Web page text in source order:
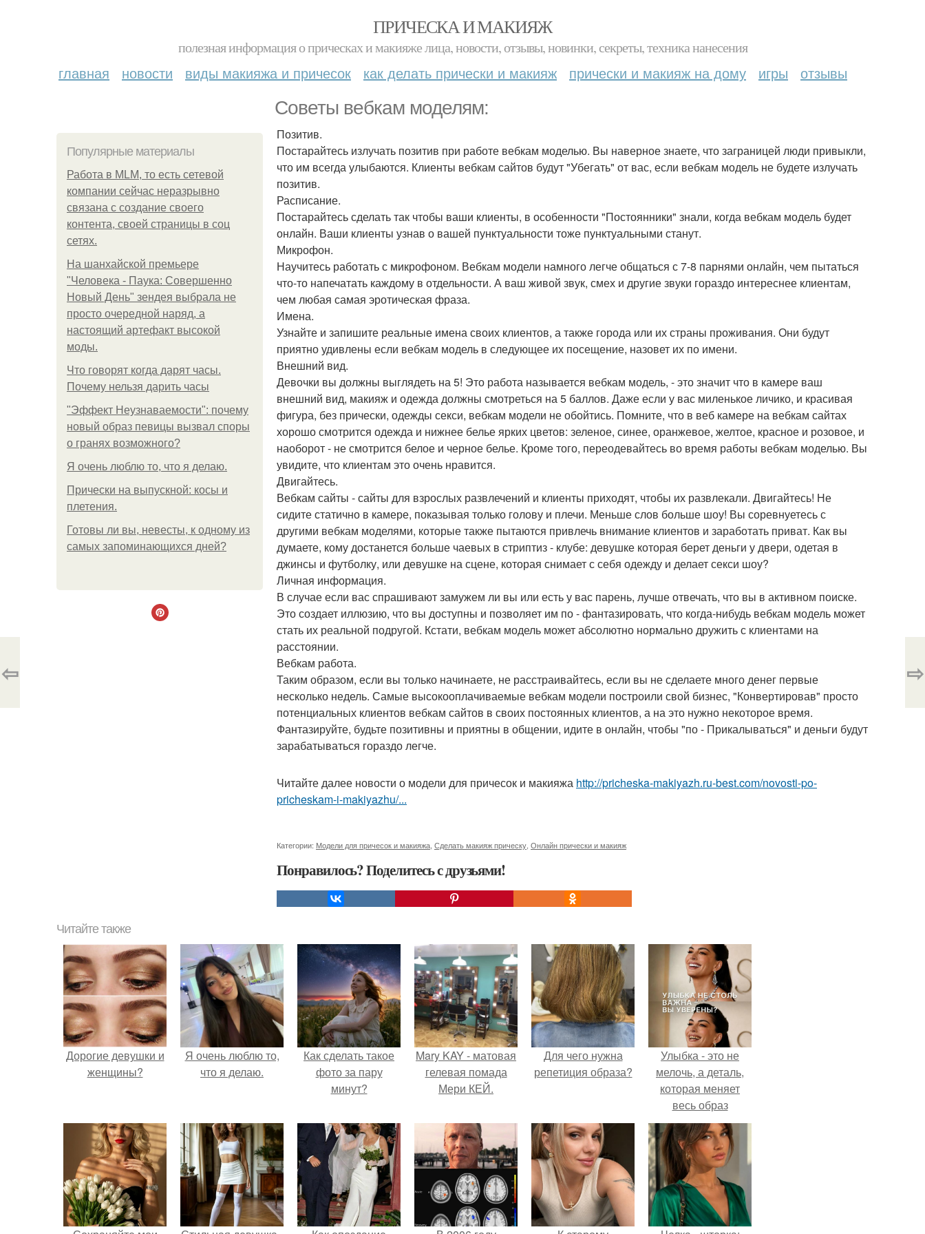
ПРИЧЕСКА И МАКИЯЖ
полезная информация о прическах и макияже лица, новости, отзывы, новинки, секреты, техника нанесения
главная новости виды макияжа и причесок как делать прически и макияж прически и макияж на дому игры отзывы
Советы вебкам моделям:
Популярные материалы
Работа в MLM, то есть сетевой
компании сейчас неразрывно
связана с создание своего
контента, своей страницы в соц
сетях.
На шанхайской премьере
"Человека - Паука: Совершенно
Новый День" зендея выбрала не
просто очередной наряд, а
настоящий артефакт высокой
моды.
Что говорят когда дарят часы.
Почему нельзя дарить часы
"Эффект Неузнаваемости": почему
новый образ певицы вызвал споры
о гранях возможного?
Я очень люблю то, что я делаю.
Прически на выпускной: косы и
плетения.
Готовы ли вы, невесты, к одному из
самых запоминающихся дней?
Позитив.
Постарайтесь излучать позитив при работе вебкам моделью. Вы наверное знаете, что заграницей люди привыкли,
что им всегда улыбаются. Клиенты вебкам сайтов будут "Убегать" от вас, если вебкам модель не будете излучать
позитив.
Расписание.
Постарайтесь сделать так чтобы ваши клиенты, в особенности "Постоянники" знали, когда вебкам модель будет
онлайн. Ваши клиенты узнав о вашей пунктуальности тоже пунктуальными станут.
Микрофон.
Научитесь работать с микрофоном. Вебкам модели намного легче общаться с 7-8 парнями онлайн, чем пытаться
что-то напечатать каждому в отдельности. А ваш живой звук, смех и другие звуки гораздо интереснее клиентам,
чем любая самая эротическая фраза.
Имена.
Узнайте и запишите реальные имена своих клиентов, а также города или их страны проживания. Они будут
приятно удивлены если вебкам модель в следующее их посещение, назовет их по имени.
Внешний вид.
Девочки вы должны выглядеть на 5! Это работа называется вебкам модель, - это значит что в камере ваш
внешний вид, макияж и одежда должны смотреться на 5 баллов. Даже если у вас миленькое личико, и красивая
фигура, без прически, одежды секси, вебкам модели не обойтись. Помните, что в веб камере на вебкам сайтах
хорошо смотрится одежда и нижнее белье ярких цветов: зеленое, синее, оранжевое, желтое, красное и розовое, и
наоборот - не смотрится белое и черное белье. Кроме того, переодевайтесь во время работы вебкам моделью. Вы
увидите, что клиентам это очень нравится.
Двигайтесь.
Вебкам сайты - сайты для взрослых развлечений и клиенты приходят, чтобы их развлекали. Двигайтесь! Не
сидите статично в камере, показывая только голову и плечи. Меньше слов больше шоу! Вы соревнуетесь с
другими вебкам моделями, которые также пытаются привлечь внимание клиентов и заработать приват. Как вы
думаете, кому достанется больше чаевых в стриптиз - клубе: девушке которая берет деньги у двери, одетая в
джинсы и футболку, или девушке на сцене, которая снимает с себя одежду и делает секси шоу?
Личная информация.
В случае если вас спрашивают замужем ли вы или есть у вас парень, лучше отвечать, что вы в активном поиске.
Это создает иллюзию, что вы доступны и позволяет им по - фантазировать, что когда-нибудь вебкам модель может
стать их реальной подругой. Кстати, вебкам модель может абсолютно нормально дружить с клиентами на
расстоянии.
Вебкам работа.
Таким образом, если вы только начинаете, не расстраивайтесь, если вы не сделаете много денег первые
несколько недель. Самые высокооплачиваемые вебкам модели построили свой бизнес, "Конвертировав" просто
потенциальных клиентов вебкам сайтов в своих постоянных клиентов, а на это нужно некоторое время.
Фантазируйте, будьте позитивны и приятны в общении, идите в онлайн, чтобы "по - Прикалываться" и деньги будут
зарабатываться гораздо легче.
Читайте далее новости о модели для причесок и макияжа http://pricheska-makiyazh.ru-best.com/novosti-po-
pricheskam-i-makiyazhu/...
Категории: Модели для причесок и макияжа Сделать макияж прическу Онлайн прически и макияж
Понравилось? Поделитесь с друзьями!
⇦ ⇨
Читайте также
Дорогие девушки и
женщины?
Я очень люблю то,
что я делаю.
Как сделать такое
фото за пару
минут?
Mary KAY - матовая
гелевая помада
Мери КЕЙ.
Для чего нужна
репетиция образа?
Улыбка - это не
мелочь, а деталь,
которая меняет
весь образ
человека.